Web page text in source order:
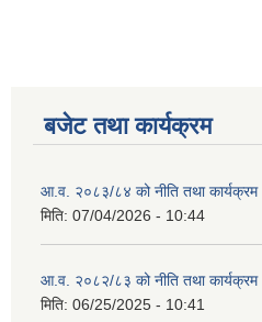
बजेट तथा कार्यक्रम
आ.व. २०८३/८४ को नीति तथा कार्यक्रम
मिति: 07/04/2026 - 10:44
आ.व. २०८२/८३ को नीति तथा कार्यक्रम
मिति: 06/25/2025 - 10:41